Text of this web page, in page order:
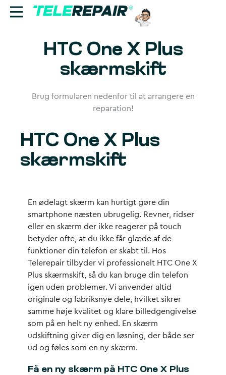
Reparation
Find butik
Ring til os:
+45 70 60 55 90
HTC One X Plus
skærmskift
Brug formularen nedenfor til at arrangere en
reparation!
HTC One X Plus
skærmskift
En ødelagt skærm kan hurtigt gøre din
smartphone næsten ubrugelig. Revner, ridser
eller en skærm der ikke reagerer på touch
betyder ofte, at du ikke får glæde af de
funktioner din telefon er skabt til. Hos
Telerepair tilbyder vi professionelt HTC One X
Plus skærmskift, så du kan bruge din telefon
igen uden problemer. Vi anvender altid
originale og fabriksnye dele, hvilket sikrer
samme høje kvalitet og klare billedgengivelse
som på en helt ny enhed. En skærm
udskiftning giver dig en løsning, der både ser
ud og føles som en ny skærm.
Få en ny skærm på HTC One X Plus